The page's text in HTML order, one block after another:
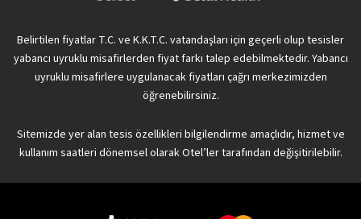
Belirtilen fiyatlar T.C. ve K.K.T.C. vatandaşları için geçerli olup tesisler
yabancı uyruklu misafirlerden fiyat farkı talep edebilmektedir. Yabancı
uyruklu misafirlere uygulanacak fiyatları çağrı merkezimizden
öğrenebilirsiniz.
Sitemizde yer alan tesis özellikleri bilgilendirme amaçlıdır, hizmet ve
kullanım saatleri dönemsel olarak Otel’ler tarafından değişitirilebilir.